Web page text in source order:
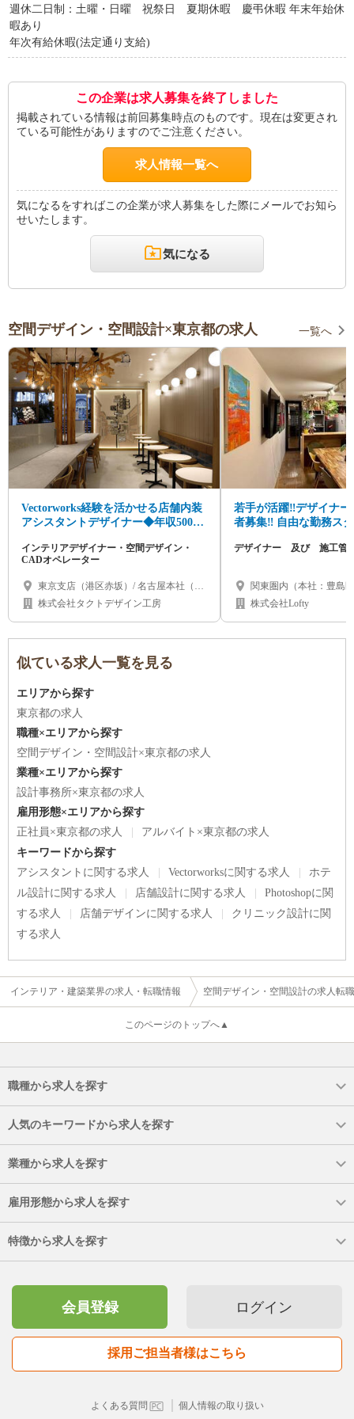
週休二日制：土曜・日曜 祝祭日 夏期休暇 慶弔休暇 年末年始休
暇あり
年次有給休暇(法定通り支給)
この企業は求人募集を終了しました
掲載されている情報は前回募集時点のものです。現在は変更され
ている可能性がありますのでご注意ください。
求人情報一覧へ
気になるをすればこの企業が求人募集をした際にメールでお知ら
せいたします。
気になる
空間デザイン・空間設計×東京都の求人 一覧へ
Vectorworks経験を活かせる店舗内装
アシスタントデザイナー◆年収500万
インテリアデザイナー・空間デザイン・
CADオペレーター
東京支店（港区赤坂）/ 名古屋本社（名
古屋市千種区）/ 大阪支店（心斎橋）/ 北
株式会社タクトデザイン工房
若手が活躍‼デザイナ
者募集‼ 自由な勤務ス
デザイナー 及び 施工管
関東圏内（本社：豊島
可能です
株式会社Lofty
似ている求人一覧を見る
エリアから探す
東京都の求人
職種×エリアから探す
空間デザイン・空間設計×東京都の求人
業種×エリアから探す
設計事務所×東京都の求人
雇用形態×エリアから探す
正社員×東京都の求人
アルバイト×東京都の求人
キーワードから探す
アシスタントに関する求人
Vectorworksに関する求人
ホテ
ル設計に関する求人
店舗設計に関する求人
Photoshopに関
する求人
店舗デザインに関する求人
クリニック設計に関
する求人
インテリア・建築業界の求人・転職情報 空間デザイン・空間設計の求人転
このページのトップへ▲
職種から求人を探す
人気のキーワードから求人を探す
業種から求人を探す
雇用形態から求人を探す
特徴から求人を探す
会員登録 ログイン
採用ご担当者様はこちら
よくある質問 個人情報の取り扱い